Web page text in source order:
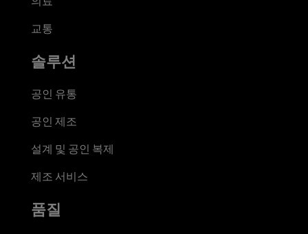
교통
솔루션
공인 유통
공인 제조
설계 및 공인 복제
제조 서비스
품질